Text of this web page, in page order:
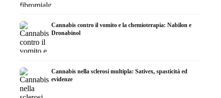
Cannabis contro il vomito e la chemioterapia: Nabilon e
Dronabinol
Cannabis nella sclerosi multipla: Sativex, spasticità ed
evidenze